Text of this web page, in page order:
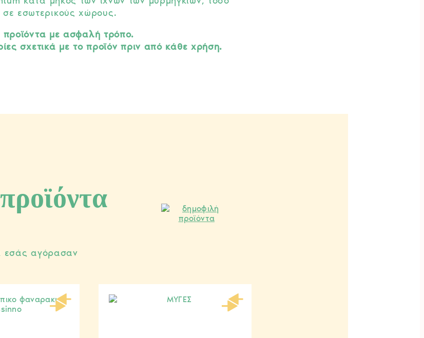
εσωτερικούς χώρους.
προϊόντα με ασφαλή τρόπο.
σχετικά με το προϊόν πριν από κάθε χρήση.
εσάς αγόρασαν